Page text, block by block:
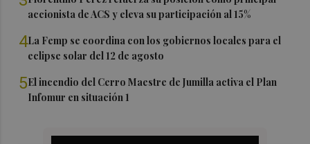
accionista de ACS y eleva su participación al 15%
4La Femp se coordina con los gobiernos locales para el
eclipse solar del 12 de agosto
5El incendio del Cerro Maestre de Jumilla activa el Plan
Infomur en situación 1